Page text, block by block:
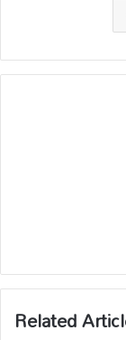
Related